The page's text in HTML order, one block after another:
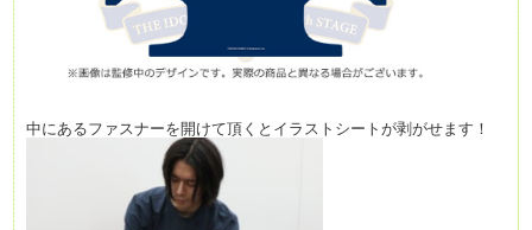
中にあるファスナーを開けて頂くとイラストシートが剥がせます！